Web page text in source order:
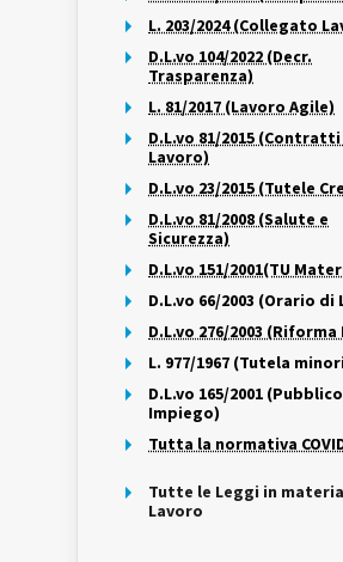
L. 203/2024 (Collegato
D.L.vo 104/2022 (Decr.
Trasparenza)
L. 81/2017 (Lavoro Agile)
D.L.vo 81/2015
Lavoro)
D.L.vo 23/2015 (Tutele
D.L.vo 81/2008 (Salute e
Sicurezza)
D.L.vo 151/2001(TU
D.L.vo 66/2003 (Orario di
D.L.vo 276/2003
L. 977/1967 (Tutela
D.L.vo 165/2001 (Pubblico
Impiego)
Tutta la normativa
Tutte le Leggi in
Lavoro